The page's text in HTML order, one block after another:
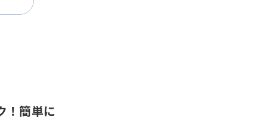
！簡単に